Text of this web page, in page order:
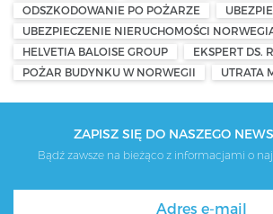
ODSZKODOWANIE PO POŻARZE
UBEZPIECZENIE NIERUCHOMOŚCI
HELVETIA BALOISE GROUP
EKSPERT DS.
POŻAR BUDYNKU W NORWEGII
UTRATA
ZAPISZ SIĘ DO NASZEGO
Bądź zawsze na bieżąco z informacjami o